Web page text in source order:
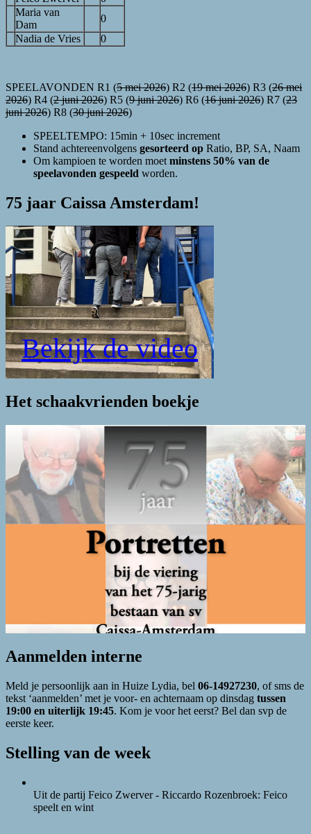
Maria van
Dam
0
Nadia de Vries
0
SPEELAVONDEN R1 (5 mei 2026) R2 (19 mei 2026) R3 (26 mei
2026) R4 (2 juni 2026) R5 (9 juni 2026) R6 (16 juni 2026) R7 (23
juni 2026) R8 (30 juni 2026)
SPEELTEMPO: 15min + 10sec increment
Stand achtereenvolgens gesorteerd op Ratio, BP, SA, Naam
Om kampioen te worden moet minstens 50% van de
speelavonden gespeeld worden.
75 jaar Caissa Amsterdam!
Bekijk de video
Het schaakvrienden boekje
Aanmelden interne
Meld je persoonlijk aan in Huize Lydia, bel 06-14927230, of sms de
tekst ‘aanmelden’ met je voor- en achternaam op dinsdag tussen
19:00 en uiterlijk 19:45. Kom je voor het eerst? Bel dan svp de
eerste keer.
Stelling van de week
Uit de partij Feico Zwerver - Riccardo Rozenbroek: Feico
speelt en wint